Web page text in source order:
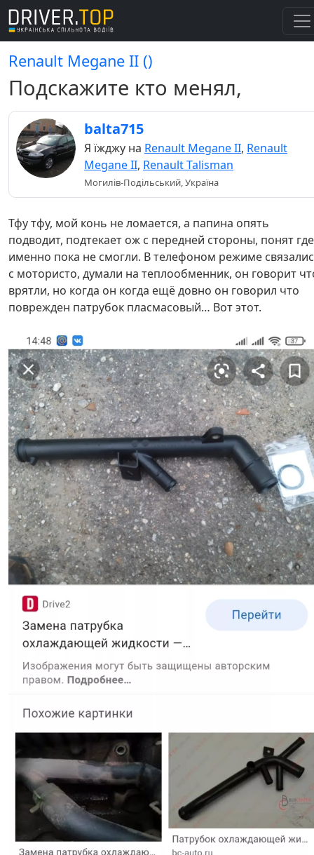
Renault Megane II ()
Подскажите кто менял,
balta715
Я їжджу на Renault Megane II, Renault
Megane II, Renault Talisman
Могилів-Подільський, Україна
Тфу тфу, мой конь не ломается, а папина опять
подводит, подтекает ож с передней стороны, понят где
именно пока не смогли. В телефоном режиме
с мотористо, думали на теплообменник, он говорит
врятли, но когда он когда ещё довно он говорил что
поврежден патрубок пласмасовый… Вот этот.